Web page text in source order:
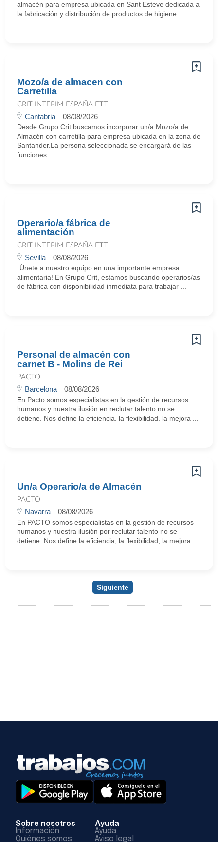
almacén para empresa ubicada en Sant Esteve dedicada a
la fabricación y distribución de productos de higiene ...
Mozo/a de almacen con
Carretilla
CRIT INTERIM ESPAÑA ETT
Cantabria 08/08/2026
Desde Grupo Crit buscamos incorporar un/a Mozo/a de
Almacén con carretilla para empresa ubicada en la zona de
Santander.La persona seleccionada se encargará de las
funciones ...
Operario/a fábrica de
alimentación
CRIT INTERIM ESPAÑA ETT
Sevilla 08/08/2026
¡Únete a nuestro equipo en una importante empresa
alimentaria! En Grupo Crit, estamos buscando operarios/as
de fábrica con disponibilidad inmediata para trabajar ...
Personal de almacén con
carnet B - Molins de Rei
PACTO
Barcelona 08/08/2026
En Pacto somos especialistas en la gestión de recursos
humanos y nuestra ilusión en reclutar talento no se
detiene. Nos define la eficiencia, la flexibilidad, la mejora ...
Un/a Operario/a de Almacén
PACTO
Navarra 08/08/2026
En PACTO somos especialistas en la gestión de recursos
humanos y nuestra ilusión por reclutar talento no se
detiene. Nos define la eficiencia, la flexibilidad, la mejora ...
Siguiente
Sobre nosotros
Información
Quiénes somos
Ayuda
Ayuda
Aviso legal